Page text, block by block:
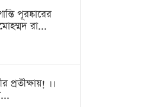
পূরষ্কারের
রা...
প্রতীক্ষায়! ।।